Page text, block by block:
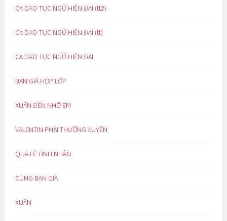
CA DAO TỤC NGỮ HIỆN ĐẠI (tt2)
CA DAO TỤC NGỮ HIỆN ĐẠI (tt)
CA DAO TỤC NGỮ HIỆN ĐẠI
BẠN GIÀ HỌP LỚP
XUÂN ĐẾN NHỚ EM
VALENTIN PHẢI THƯỜNG XUYÊN
QUÀ LỄ TÌNH NHÂN
CÙNG BẠN GIÀ
XUÂN